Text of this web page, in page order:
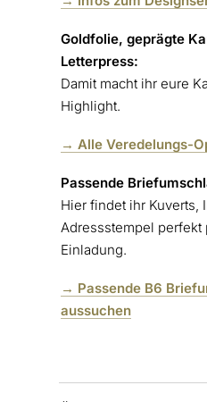
Goldfolie, geprägte
Letterpress:
Damit macht ihr eure
Highlight.
→ Alle Veredelungs-
Passende
Hier findet ihr Kuverts,
Adressstempel perfekt
Einladung.
→ Passende B6
aussuchen